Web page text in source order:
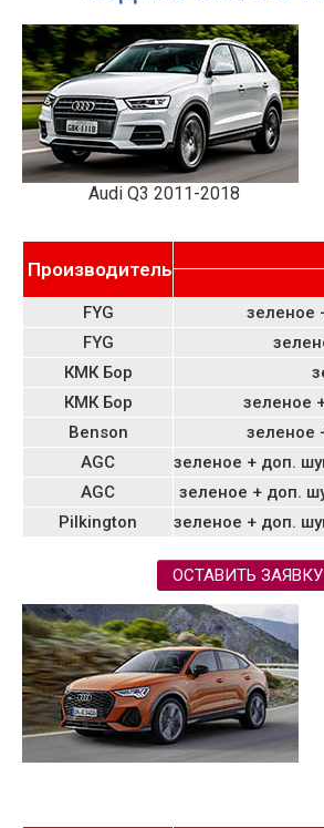
Audi Q3 2011-2018
Производитель
FYG
зеленое
FYG
КМК Бор
КМК Бор
зеленое
Benson
зеленое
AGC
зеленое + доп.
AGC
зеленое + доп.
Pilkington
зеленое + доп.
ОСТАВИТЬ ЗАЯВКУ